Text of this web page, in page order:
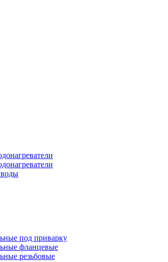
под приварку
фланцевые
резьбовые